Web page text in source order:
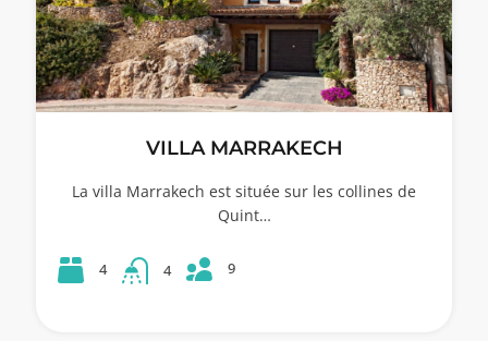
VILLA MARRAKECH
La villa Marrakech est située sur les collines de
Quint…
4 4 9